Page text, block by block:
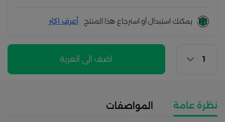
يمكنك استبدال أو استرجاع هذا المنتج أعرف اكثر
اضف الى العربة
نظرة عامة المواصفات